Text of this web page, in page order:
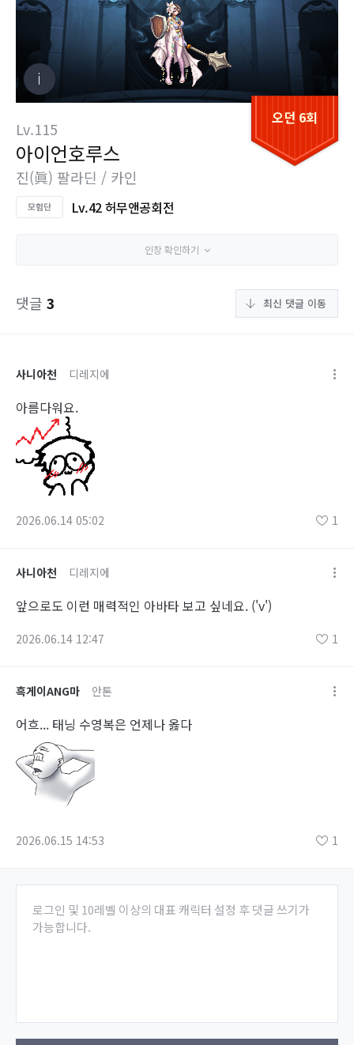
오던 6회
Lv.115
아이언호루스
진(眞) 팔라딘 / 카인
Lv.42 허무앤공회전
인장 확인하기
댓글 3 최신 댓글 이동
사니아천 디레지에
아름다워요.
2026.06.14 05:02 1
사니아천 디레지에
앞으로도 이런 매력적인 아바타 보고 싶네요. ('v')
2026.06.14 12:47 1
흑게이ANG마 안톤
어흐... 태닝 수영복은 언제나 옳다
2026.06.15 14:53 1
로그인 및 10레벨 이상의 대표 캐릭터 설정 후 댓글 쓰기가
가능합니다.